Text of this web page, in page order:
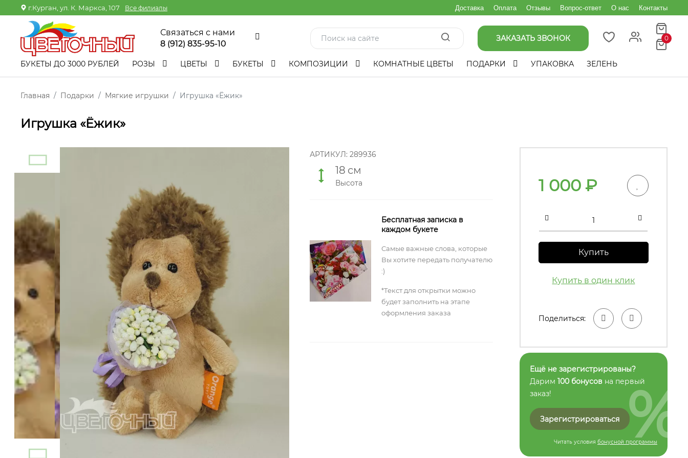
г.Курган, ул. К. Маркса, 107 Все филиалы Доставка Оплата Отзывы Вопрос-ответ О нас Контакты
Связаться с нами
8 (912) 835-95-10
ЗАКАЗАТЬ ЗВОНОК 0
БУКЕТЫ ДО 3000 РУБЛЕЙ РОЗЫ ЦВЕТЫ БУКЕТЫ КОМПОЗИЦИИ КОМНАТНЫЕ ЦВЕТЫ ПОДАРКИ УПАКОВКА ЗЕЛЕНЬ
Главная Подарки Мягкие игрушки Игрушка «Ёжик»
Игрушка «Ёжик»
АРТИКУЛ: 289936
18 см
Высота
Бесплатная записка в
каждом букете
Самые важные слова, которые
Вы хотите передать получателю
:)
*Текст для открытки можно
будет заполнить на этапе
оформления заказа
1 000₽
Купить
Купить в один клик
Поделиться:
Ещё не зарегистрированы?
Дарим 100 бонусов на первый
заказ!
Зарегистрироваться
Читать условия бонусной программы
%